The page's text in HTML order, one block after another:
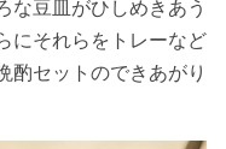
な豆皿がひしめきあう
にそれらをトレーなど
酌セットのできあがり